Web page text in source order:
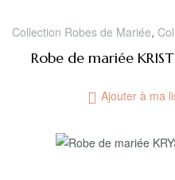
Collection Robes de Mariée,
Robe de mariée
Ajouter à ma